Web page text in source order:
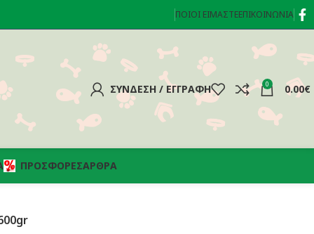
ΠΟΙΟΊ ΕΊΜΑΣΤΕΕΠΙΚΟΙΝΩΝΊΑ
ΣΎΝΔΕΣΗ / ΕΓΓΡΑΦΉ 0 0.00€
ΠΡΟΣΦΟΡΈΣΆΡΘΡΑ